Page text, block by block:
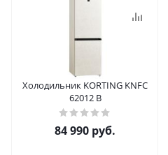
Холодильник KORTING KNFC
62012 B
84 990 руб.